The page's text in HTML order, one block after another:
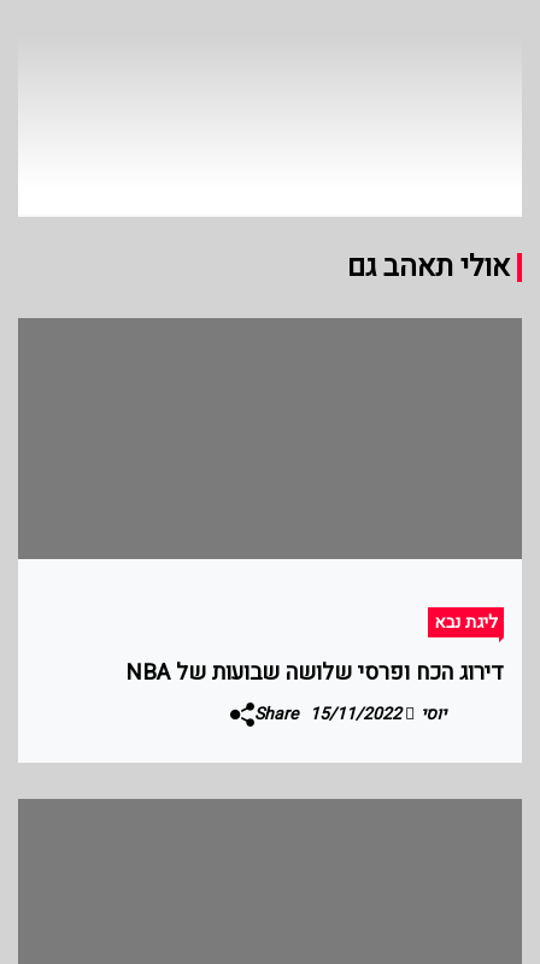
אולי תאהב גם
ליגת נבא
דירוג הכח ופרסי שלושה שבועות של NBA
יוסי 15/11/2022
Share